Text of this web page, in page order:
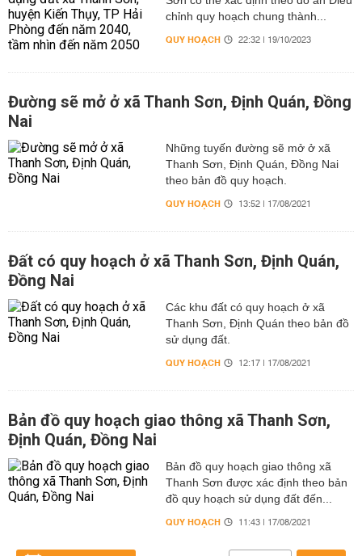
chỉnh quy hoạch chung thành...
QUY HOẠCH 22:32 | 19/10/2023
Đường sẽ mở ở xã Thanh Sơn, Định Quán, Đồng
Nai
Những tuyến đường sẽ mở ở xã
Thanh Sơn, Định Quán, Đồng Nai
theo bản đồ quy hoạch.
QUY HOẠCH 13:52 | 17/08/2021
Đất có quy hoạch ở xã Thanh Sơn, Định Quán,
Đồng Nai
Các khu đất có quy hoạch ở xã
Thanh Sơn, Định Quán theo bản đồ
sử dụng đất.
QUY HOẠCH 12:17 | 17/08/2021
Bản đồ quy hoạch giao thông xã Thanh Sơn,
Định Quán, Đồng Nai
Bản đồ quy hoạch giao thông xã
Thanh Sơn được xác định theo bản
đồ quy hoạch sử dụng đất đến...
QUY HOẠCH 11:43 | 17/08/2021